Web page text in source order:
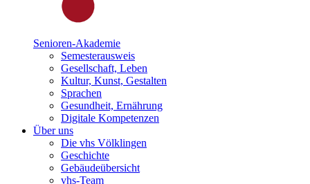
Senioren-Akademie
Semesterausweis
Gesellschaft, Leben
Kultur, Kunst, Gestalten
Sprachen
Gesundheit, Ernährung
Digitale Kompetenzen
Über uns
Die vhs Völklingen
Geschichte
Gebäudeübersicht
vhs-Team